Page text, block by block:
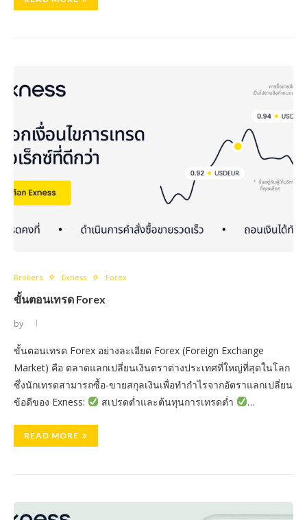
Brokers Exness Forex
ขั้นตอนเทรด Forex
by
ขั้นตอนเทรด Forex อย่างละเอียด Forex (Foreign Exchange
Market) คือ ตลาดแลกเปลี่ยนเงินตราต่างประเทศที่ใหญ่ที่สุดในโลก
ซึ่งนักเทรดสามารถซื้อ-ขายสกุลเงินเพื่อทำกำไรจากอัตราแลกเปลี่ยน
ข้อดีของ Exness:
สเปรดต่ำและต้นทุนการเทรดต่ำ …
READ MORE